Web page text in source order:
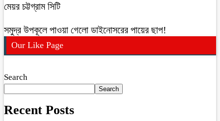
মেয়র চট্টগ্রাম সিটি
সমুদ্র উপকূলে পাওয়া গেলো ডাইনোসরের পায়ের ছাপ!
Our Like Page
Search
Search
Recent Posts